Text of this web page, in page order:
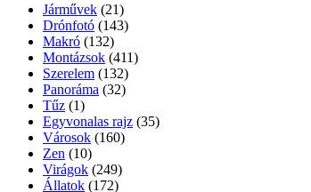
Járművek (21)
Drónfotó (143)
Makró (132)
Montázsok (411)
Szerelem (132)
Panoráma (32)
Tűz (1)
Egyvonalas rajz (35)
Városok (160)
Zen (10)
Virágok (249)
Állatok (172)